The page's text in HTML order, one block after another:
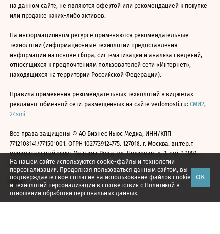
На нашем сайте используются cookie-файлы и технологии
персонализации. Продолжая пользоваться данным сайтом, вы
подтверждаете свое согласие на использование файлов cookie
и технологий персонализации в соответствии с Политикой в
отношении обработки персональных данных.
ОК
на данном сайте, не являются офертой или рекомендацией к покупке
или продаже каких-либо активов.
На информационном ресурсе применяются рекомендательные
технологии (информационные технологии предоставления
информации на основе сбора, систематизации и анализа сведений,
относящихся к предпочтениям пользователей сети «Интернет»,
находящихся на территории Российской Федерации).
Правила применения рекомендательных технологий в виджетах
рекламно-обменной сети, размещенных на сайте vedomosti.ru: СМИ2,
24smi
Все права защищены © АО Бизнес Ньюс Медиа, ИНН/КПП
7712108141/771501001, ОГРН 1027739124775, 127018, г. Москва, вн.тер.г.
муниципальный округ Марьина Роща, ул. Полковая, д. 3, стр. 1 1999—
2026